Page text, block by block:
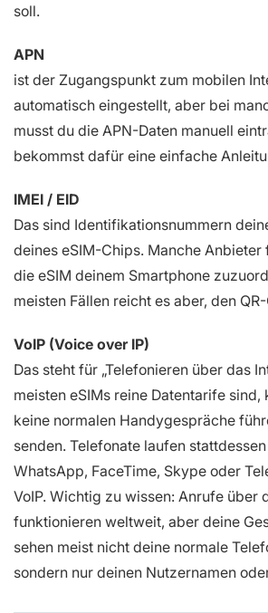
soll.
APN
ist der Zugangspunkt zum mobilen
automatisch eingestellt, aber bei
musst du die APN-Daten manuell
bekommst dafür eine einfache
IMEI / EID
Das sind Identifikationsnummern
deines eSIM-Chips. Manche Anbieter
die eSIM deinem Smartphone
meisten Fällen reicht es aber, den
VoIP (Voice over IP)
Das steht für „Telefonieren über das
meisten eSIMs reine Datentarife sind,
keine normalen Handygespräche
senden. Telefonate laufen
WhatsApp, FaceTime, Skype oder
VoIP. Wichtig zu wissen: Anrufe über
funktionieren weltweit, aber deine
sehen meist nicht deine normale
sondern nur deinen Nutzernamen